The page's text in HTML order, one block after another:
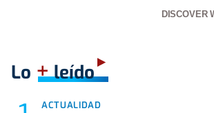
DISCOVER
Lo +leído
ACTUALIDAD